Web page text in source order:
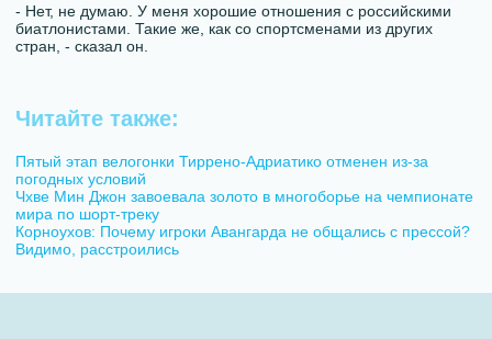
- Нет, не думаю. У меня хорошие отношения с российскими
биатлонистами. Такие же, как со спортсменами из других
стран, - сказал он.
Читайте также:
Пятый этап велогонки Тиррено-Адриатико отменен из-за
погодных условий
Чхве Мин Джон завоевала золото в многоборье на чемпионате
мира по шорт-треку
Корноухов: Почему игроки Авангарда не общались с прессой?
Видимо, расстроились